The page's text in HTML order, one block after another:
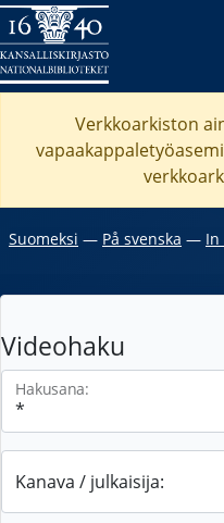
Verkkoarkiston
Suomeksi ― På svenska ― In
Videohaku
Hakusana:
Kanava / julkaisija: